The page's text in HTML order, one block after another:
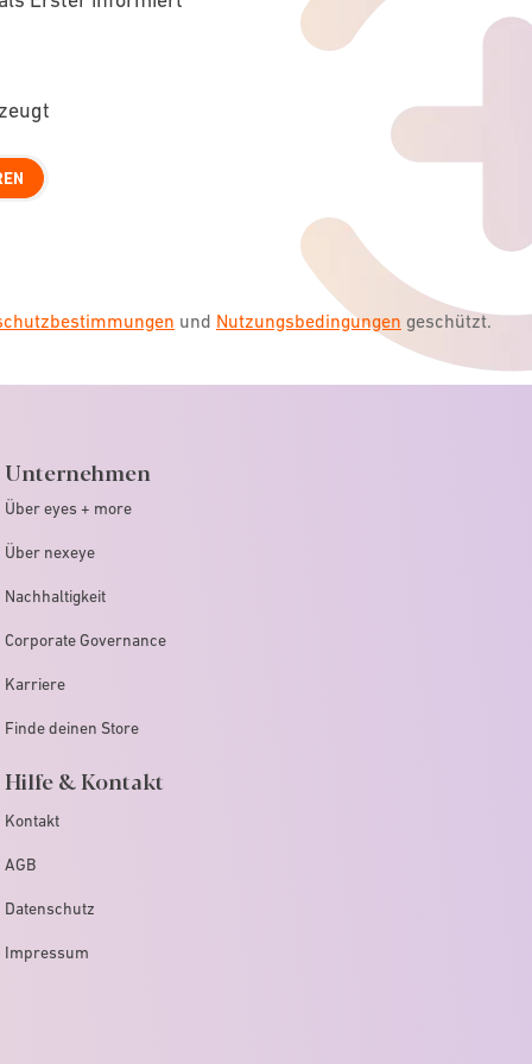
und Nutzungsbedingungen geschützt.
Unternehmen
Über eyes + more
Über nexeye
Nachhaltigkeit
Corporate Governance
Karriere
Finde deinen Store
Hilfe & Kontakt
Kontakt
AGB
Datenschutz
Impressum